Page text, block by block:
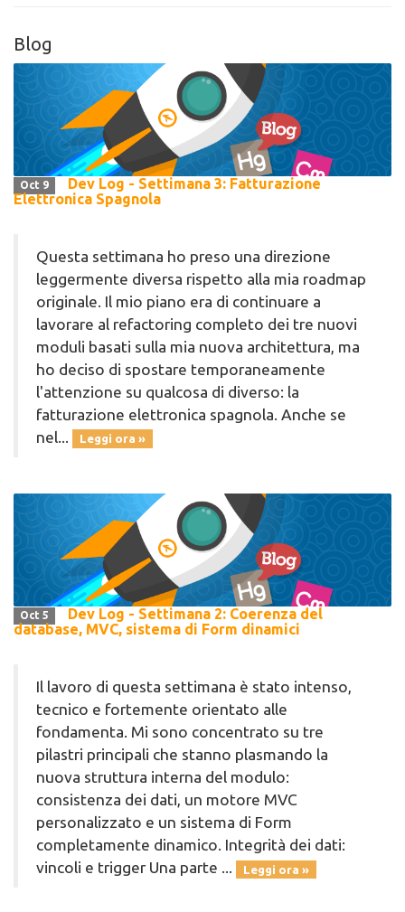
Blog
Oct 9
Dev Log - Settimana 3: Fatturazione
Elettronica Spagnola
Questa settimana ho preso una direzione
leggermente diversa rispetto alla mia roadmap
originale. Il mio piano era di continuare a
lavorare al refactoring completo dei tre nuovi
moduli basati sulla mia nuova architettura, ma
ho deciso di spostare temporaneamente
l'attenzione su qualcosa di diverso: la
fatturazione elettronica spagnola. Anche se
nel...
Leggi ora »
Oct 5
Dev Log - Settimana 2: Coerenza del
database, MVC, sistema di Form dinamici
Il lavoro di questa settimana è stato intenso,
tecnico e fortemente orientato alle
fondamenta. Mi sono concentrato su tre
pilastri principali che stanno plasmando la
nuova struttura interna del modulo:
consistenza dei dati, un motore MVC
personalizzato e un sistema di Form
completamente dinamico. Integrità dei dati:
vincoli e trigger Una parte ...
Leggi ora »